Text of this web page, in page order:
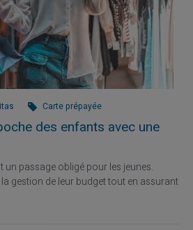
Carte prépayée
des enfants avec une
un passage obligé pour les jeunes.
gestion de leur budget tout en assurant